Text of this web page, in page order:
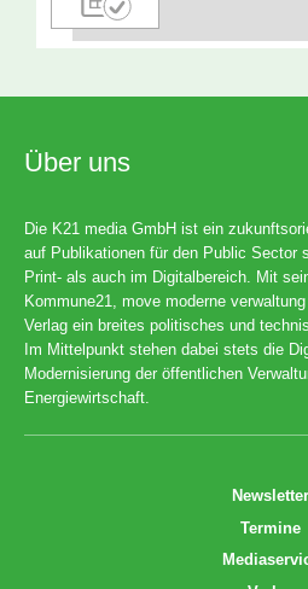
Über uns
Die K21 media GmbH ist ein
auf Publikationen für den Public Sector
Print- als auch im Digitalbereich. Mit
Kommune21, move moderne
Verlag ein breites politisches und
Im Mittelpunkt stehen dabei stets die
Modernisierung der öffentlichen
Energiewirtschaft.
Newsletter
Termine